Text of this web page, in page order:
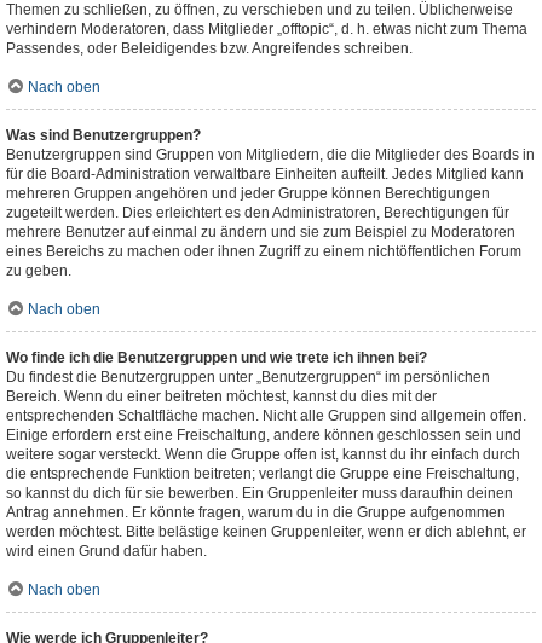
Themen zu schließen, zu öffnen, zu verschieben und zu teilen. Üblicherweise
verhindern Moderatoren, dass Mitglieder „offtopic“, d. h. etwas nicht zum Thema
Passendes, oder Beleidigendes bzw. Angreifendes schreiben.
Nach oben
Was sind Benutzergruppen?
Benutzergruppen sind Gruppen von Mitgliedern, die die Mitglieder des Boards in
für die Board-Administration verwaltbare Einheiten aufteilt. Jedes Mitglied kann
mehreren Gruppen angehören und jeder Gruppe können Berechtigungen
zugeteilt werden. Dies erleichtert es den Administratoren, Berechtigungen für
mehrere Benutzer auf einmal zu ändern und sie zum Beispiel zu Moderatoren
eines Bereichs zu machen oder ihnen Zugriff zu einem nichtöffentlichen Forum
zu geben.
Nach oben
Wo finde ich die Benutzergruppen und wie trete ich ihnen bei?
Du findest die Benutzergruppen unter „Benutzergruppen“ im persönlichen
Bereich. Wenn du einer beitreten möchtest, kannst du dies mit der
entsprechenden Schaltfläche machen. Nicht alle Gruppen sind allgemein offen.
Einige erfordern erst eine Freischaltung, andere können geschlossen sein und
weitere sogar versteckt. Wenn die Gruppe offen ist, kannst du ihr einfach durch
die entsprechende Funktion beitreten; verlangt die Gruppe eine Freischaltung,
so kannst du dich für sie bewerben. Ein Gruppenleiter muss daraufhin deinen
Antrag annehmen. Er könnte fragen, warum du in die Gruppe aufgenommen
werden möchtest. Bitte belästige keinen Gruppenleiter, wenn er dich ablehnt, er
wird einen Grund dafür haben.
Nach oben
Wie werde ich Gruppenleiter?